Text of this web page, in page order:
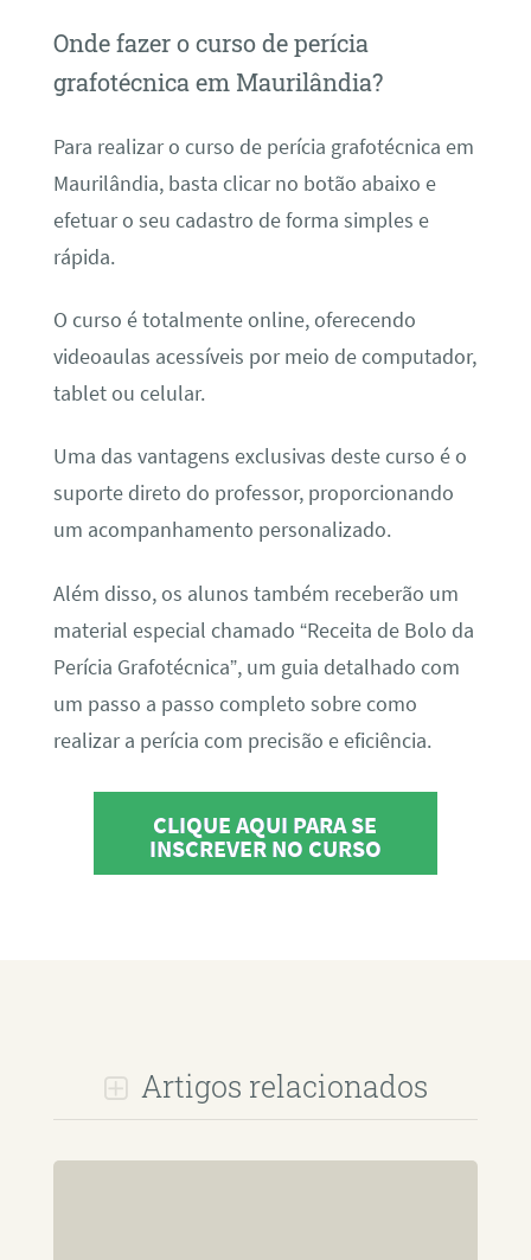
Onde fazer o curso de perícia
grafotécnica em Maurilândia?
Para realizar o curso de perícia grafotécnica em
Maurilândia, basta clicar no botão abaixo e
efetuar o seu cadastro de forma simples e
rápida.
O curso é totalmente online, oferecendo
videoaulas acessíveis por meio de computador,
tablet ou celular.
Uma das vantagens exclusivas deste curso é o
suporte direto do professor, proporcionando
um acompanhamento personalizado.
Além disso, os alunos também receberão um
material especial chamado “Receita de Bolo da
Perícia Grafotécnica”, um guia detalhado com
um passo a passo completo sobre como
realizar a perícia com precisão e eficiência.
CLIQUE AQUI PARA SE
INSCREVER NO CURSO
Artigos relacionados